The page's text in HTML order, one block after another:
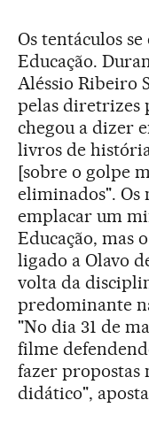
Os tentáculos
Educação.
Aléssio Ribeiro
pelas diretrizes
chegou a dizer
livros de
[sobre o golpe
eliminados". Os
emplacar um
Educação, mas
ligado a Olavo
volta da
predominante
"No dia 31 de
filme
fazer propostas
didático",